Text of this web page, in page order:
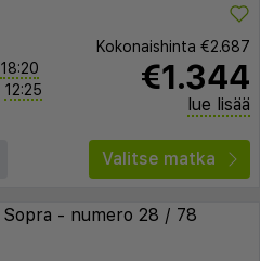
18:20
12:25
Kokonaishinta €2.687
€1.344
lue lisää
Valitse matka